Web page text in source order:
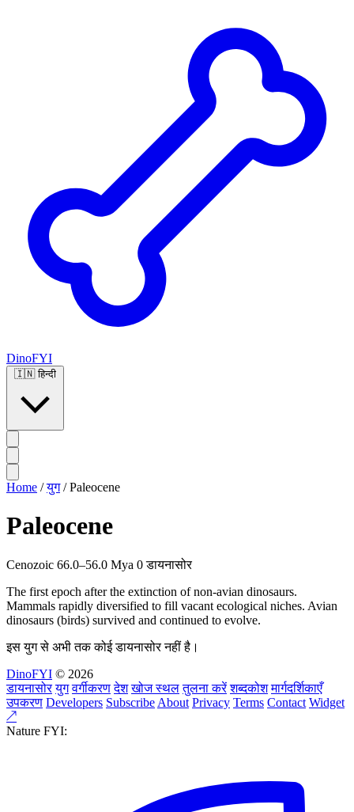
DinoFYI
🇮🇳 हिन्दी
Home / युग / Paleocene
Paleocene
Cenozoic 66.0–56.0 Mya 0 डायनासोर
The first epoch after the extinction of non-avian dinosaurs.
Mammals rapidly diversified to fill vacant ecological niches. Avian
dinosaurs (birds) survived and continued to evolve.
इस युग से अभी तक कोई डायनासोर नहीं है।
DinoFYI © 2026
डायनासोर युग वर्गीकरण देश खोज स्थल तुलना करें शब्दकोश मार्गदर्शिकाएँ
उपकरण Developers Subscribe About Privacy Terms Contact Widget
↗
Nature FYI: